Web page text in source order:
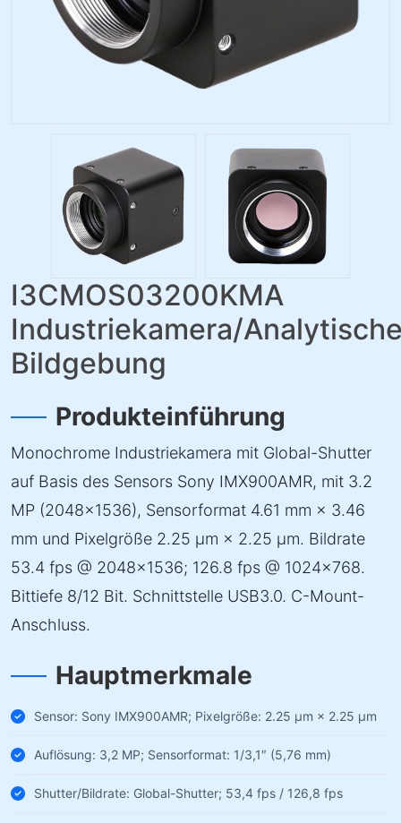
I3CMOS03200KMA
Industriekamera/
Bildgebung
Produkteinführung
Monochrome Industriekamera mit Global-Shutter
auf Basis des Sensors Sony IMX900AMR, mit 3.2
MP (2048×1536), Sensorformat 4.61 mm × 3.46
mm und Pixelgröße 2.25 µm × 2.25 µm. Bildrate
53.4 fps @ 2048×1536; 126.8 fps @ 1024×768.
Bittiefe 8/12 Bit. Schnittstelle USB3.0. C-Mount-
Anschluss.
Hauptmerkmale
Sensor: Sony IMX900AMR; Pixelgröße: 2.25 µm × 2.25 µm
Auflösung: 3,2 MP; Sensorformat: 1/3,1″ (5,76 mm)
Shutter/Bildrate: Global-Shutter; 53,4 fps / 126,8 fps